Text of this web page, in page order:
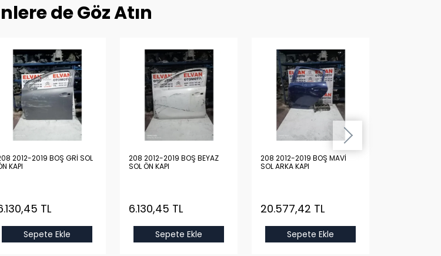
de Göz Atın
2012-2019 BOŞ GRİ SOL
KAPI
TL
Sepete Ekle
208 2012-2019 BOŞ BEYAZ
SOL ÖN KAPI
6.130,45 TL
Sepete Ekle
208 2012-2019 BOŞ MAVİ
SOL ARKA KAPI
20.577,42 TL
Sepete Ekle